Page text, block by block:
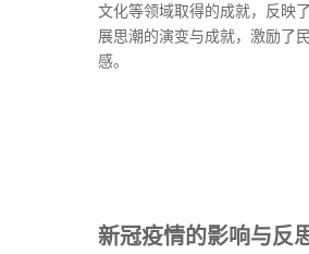
文化等领域取得的成就，反映
展思潮的演变与成就，激励了
感。
新冠疫情的影响与反